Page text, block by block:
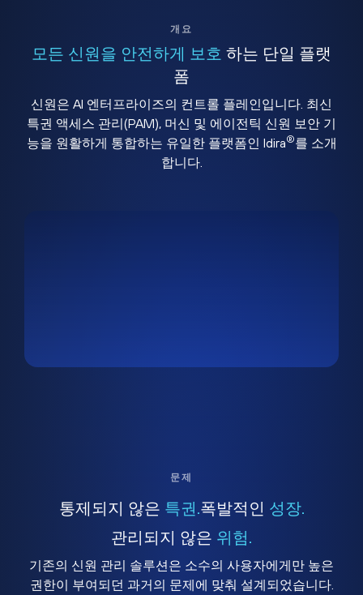
개요
모든 신원을 안전하게 보호 하는 단일 플랫
폼
신원은 AI 엔터프라이즈의 컨트롤 플레인입니다. 최신
특권 액세스 관리(PAM), 머신 및 에이전틱 신원 보안 기
능을 원활하게 통합하는 유일한 플랫폼인 Idira®를 소개
합니다.
문제
통제되지 않은 특권. 폭발적인 성장.
관리되지 않은 위험.
기존의 신원 관리 솔루션은 소수의 사용자에게만 높은
권한이 부여되던 과거의 문제에 맞춰 설계되었습니다.